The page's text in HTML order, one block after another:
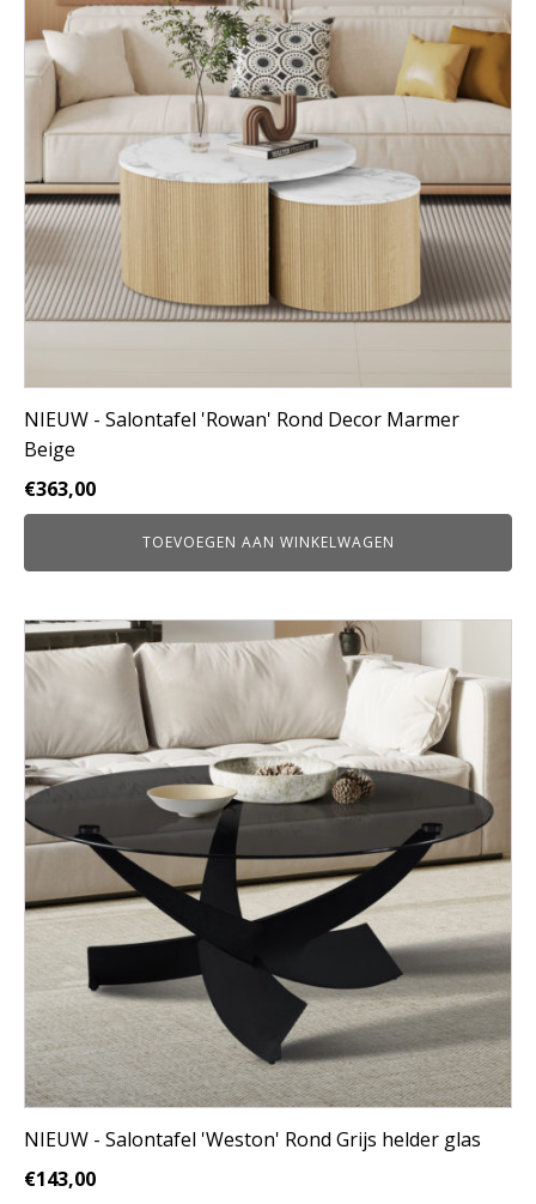
NIEUW - Salontafel 'Rowan' Rond Decor Marmer
Beige
€363,00
TOEVOEGEN AAN WINKELWAGEN
NIEUW - Salontafel 'Weston' Rond Grijs helder glas
€143,00